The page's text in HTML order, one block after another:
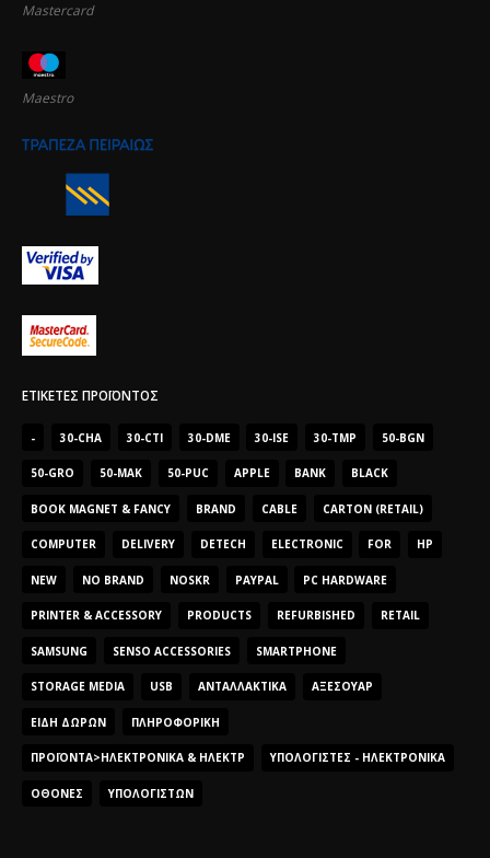
Mastercard
Maestro
ΕΤΙΚΈΤΕΣ ΠΡΟΪΌΝΤΟΣ
- 30-CHA 30-CTI 30-DME 30-ISE 30-TMP 50-BGN
50-GRO 50-MAK 50-PUC APPLE BANK BLACK
BOOK MAGNET & FANCY BRAND CABLE CARTON (RETAIL)
COMPUTER DELIVERY DETECH ELECTRONIC FOR HP
NEW NO BRAND NOSKR PAYPAL PC HARDWARE
PRINTER & ACCESSORY PRODUCTS REFURBISHED RETAIL
SAMSUNG SENSO ACCESSORIES SMARTPHONE
STORAGE MEDIA USB ΑΝΤΑΛΛΑΚΤΙΚΆ ΑΞΕΣΟΥΆΡ
ΕΊΔΗ ΔΏΡΩΝ ΠΛΗΡΟΦΟΡΙΚΉ
ΠΡΟΪΌΝΤΑ>ΗΛΕΚΤΡΟΝΙΚΆ & ΗΛΕΚΤΡ ΥΠΟΛΟΓΙΣΤΈΣ - ΗΛΕΚΤΡΟΝΙΚΆ
ΟΘΌΝΕΣ ΥΠΟΛΟΓΙΣΤΏΝ